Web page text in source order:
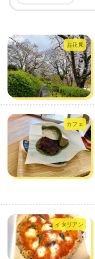
お花見
カフェ
イタリアン